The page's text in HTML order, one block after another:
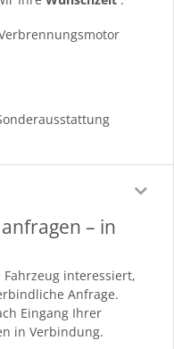
– in
interessiert,
Anfrage.
Eingang Ihrer
in Verbindung.